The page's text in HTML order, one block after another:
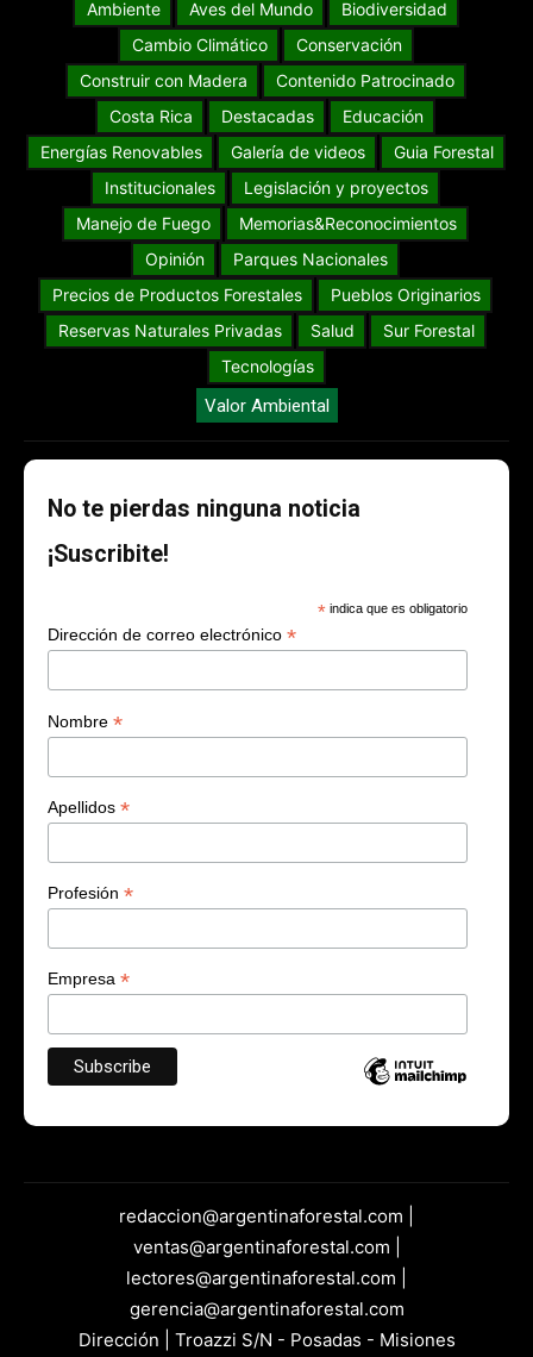
Ambiente
Aves del Mundo
Biodiversidad
Cambio Climático
Conservación
Construir con Madera
Contenido Patrocinado
Costa Rica
Destacadas
Educación
Energías Renovables
Galería de videos
Guia Forestal
Institucionales
Legislación y proyectos
Manejo de Fuego
Memorias&Reconocimientos
Opinión
Parques Nacionales
Precios de Productos Forestales
Pueblos Originarios
Reservas Naturales Privadas
Salud
Sur Forestal
Tecnologías
Valor Ambiental
No te pierdas ninguna noticia
¡Suscribite!
* indica que es obligatorio
Dirección de correo electrónico *
Nombre *
Apellidos *
Profesión *
Empresa *
redaccion@argentinaforestal.com |
ventas@argentinaforestal.com |
lectores@argentinaforestal.com |
gerencia@argentinaforestal.com
Dirección | Troazzi S/N - Posadas - Misiones